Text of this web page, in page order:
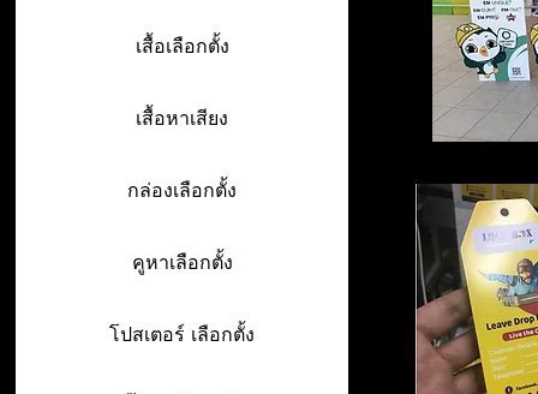
เสื้อเลือกตั้ง
เสื้อหาเสียง
กล่องเลือกตั้ง
คูหาเลือกตั้ง
โปสเตอร์ เลือกตั้ง